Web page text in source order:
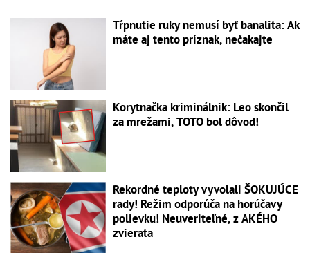
Tŕpnutie ruky nemusí byť banalita: Ak
máte aj tento príznak, nečakajte
Korytnačka kriminálnik: Leo skončil
za mrežami, TOTO bol dôvod!
Rekordné teploty vyvolali ŠOKUJÚCE
rady! Režim odporúča na horúčavy
polievku! Neuveriteľné, z AKÉHO
zvierata